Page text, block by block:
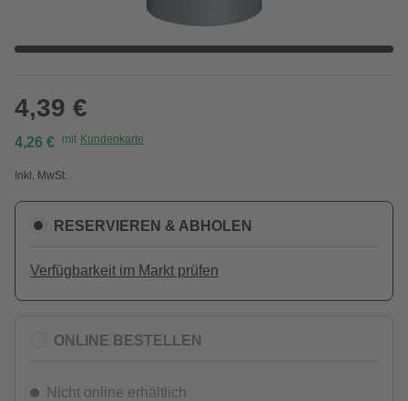
4,39 €
4,26 € mit Kundenkarte
Inkl. MwSt.
RESERVIEREN & ABHOLEN
Verfügbarkeit im Markt prüfen
ONLINE BESTELLEN
Nicht online erhältlich